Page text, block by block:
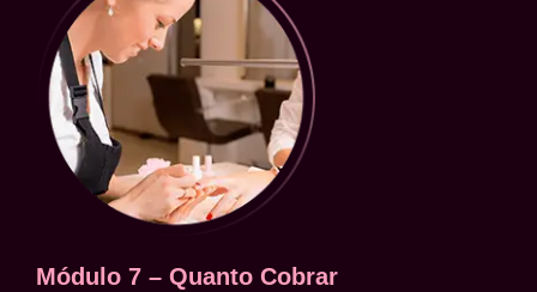
Módulo 7 – Quanto Cobrar